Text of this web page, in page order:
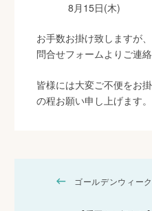
8月15日(木)
お手数お掛け致しますが
問合せフォームよりご連絡
皆様には大変ご不便をお
の程お願い申し上げます。
ゴールデンウィー